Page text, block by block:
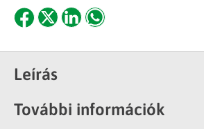
Share
Facebook
Share
X
ShareShare
Leírás
További információk